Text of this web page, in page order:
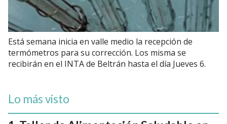
Está semana inicia en valle medio la recepción de
termómetros para su corrección. Los misma se
recibirán en el INTA de Beltrán hasta el día Jueves 6.
Lo más visto